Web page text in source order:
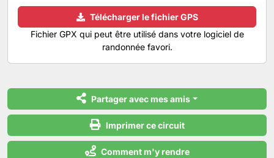
Télécharger le fichier GPS
Fichier GPX qui peut être utilisé dans votre logiciel de
randonnée favori.
Partager avec mes amis
Imprimer ce circuit
Comment m'y rendre